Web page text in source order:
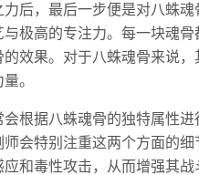
后，最后一步便是对八蛛
极高的专注力。每一块魂
效果。对于八蛛魂骨来说
。
根据八蛛魂骨的独特属性
会特别注重这两个方面的
和毒性攻击，从而增强其战